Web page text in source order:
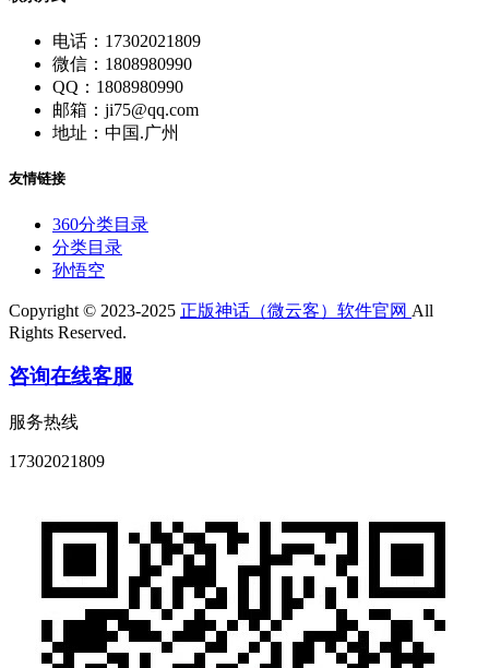
电话：17302021809
微信：1808980990
QQ：1808980990
邮箱：ji75@qq.com
地址：中国.广州
友情链接
360分类目录
分类目录
孙悟空
Copyright © 2023-2025 正版神话（微云客）软件官网 All
Rights Reserved.
咨询在线客服
服务热线
17302021809